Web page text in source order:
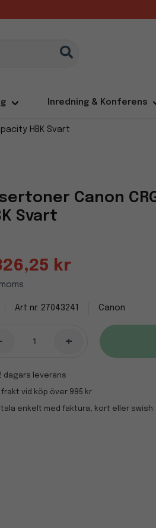
Inredning & Konferens
HBK Svart
Canon
Svart
kr
27043241 Canon
+
dagars leverans
frakt vid köp över 995 kr
enkelt med faktura, kort eller swish